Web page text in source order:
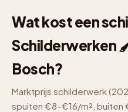
Wat kost een
Schilderwerken
Bosch?
Marktprijs schilderwerk
spuiten €8–€16/m², buiten